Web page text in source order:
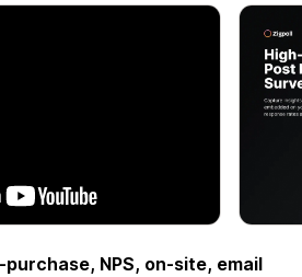
NPS, on-site, email